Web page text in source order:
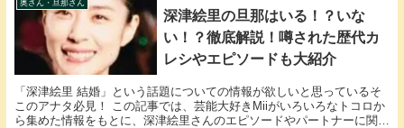
奥さん・旦那さん
深津絵里の旦那はいる！？いな
い！？徹底解説！噂された歴代カ
レシやエピソードも大紹介
「深津絵里 結婚」という話題についての情報が欲しいと思っているそ
このアナタ必見！ この記事では、芸能大好きMiiがいろいろなトコロか
ら集めた情報をもとに、深津絵里さんのエピソードやパートナーに関す